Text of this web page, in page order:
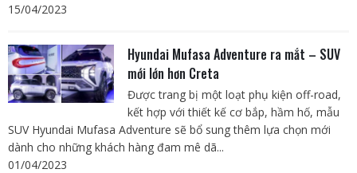
15/04/2023
Hyundai Mufasa Adventure ra mắt – SUV
mới lớn hơn Creta
Được trang bị một loạt phụ kiện off-road,
kết hợp với thiết kế cơ bắp, hầm hố, mẫu
SUV Hyundai Mufasa Adventure sẽ bổ sung thêm lựa chọn mới
dành cho những khách hàng đam mê dã...
01/04/2023